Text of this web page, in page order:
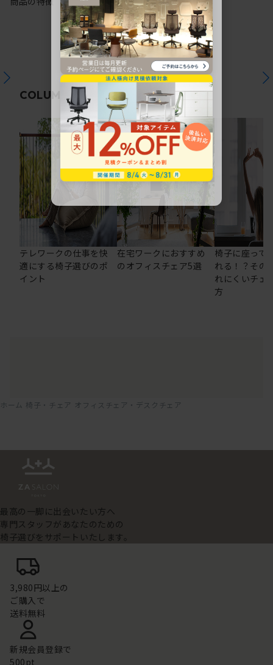
COLUMN関連コラム
テレワークの仕事を快
適にする椅子選びのポ
イント
在宅ワークにおすすめ
のオフィスチェア5選
椅子に座って
れる！？その
れにくいチェ
方
ホーム 椅子・チェア オフィスチェア・デスクチェア
最高の一脚に出会いたい方へ
専門スタッフがあなたのための
椅子選びをサポートいたします。
3,980円以上の
ご購入で
送料無料
新規会員登録で
500pt